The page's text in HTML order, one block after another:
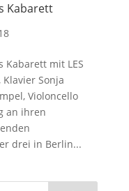
Kabarett
Kabarett mit LES
Klavier Sonja
Violoncello
an ihren
drei in Berlin...